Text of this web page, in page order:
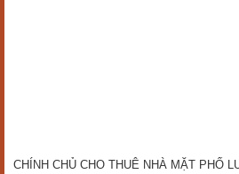
CHÍNH CHỦ CHO THUÊ NHÀ MẶT PHỐ